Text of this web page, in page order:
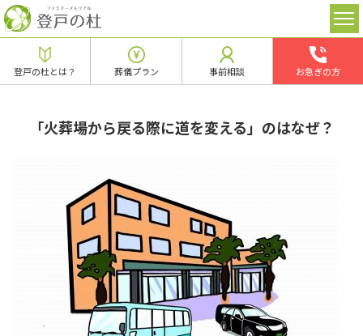
登戸の杜とは？ 葬儀プラン 事前相談 お急ぎの方
「火葬場から戻る際に道を変える」のはなぜ？